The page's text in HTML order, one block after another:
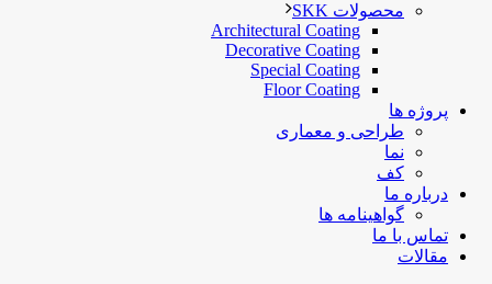
محصولات SKK
Architectural Coating
Decorative Coating
Special Coating
Floor Coating
پروژه ها
طراحی و معماری
نما
کف
درباره ما
گواهینامه ها
تماس با ما
مقالات